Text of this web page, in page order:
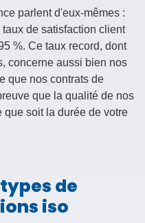
parlent d'eux-mêmes :
de satisfaction client
%. Ce taux record, dont
concerne aussi bien nos
que nos contrats de
que la qualité de nos
que soit la durée de votre
de
iso